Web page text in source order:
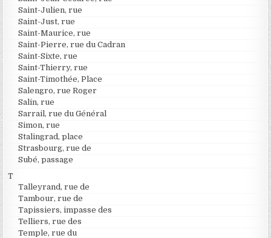
Saint-Julien, rue
Saint-Just, rue
Saint-Maurice, rue
Saint-Pierre, rue du Cadran
Saint-Sixte, rue
Saint-Thierry, rue
Saint-Timothée, Place
Salengro, rue Roger
Salin, rue
Sarrail, rue du Général
Simon, rue
Stalingrad, place
Strasbourg, rue de
Subé, passage
T
Talleyrand, rue de
Tambour, rue de
Tapissiers, impasse des
Telliers, rue des
Temple, rue du